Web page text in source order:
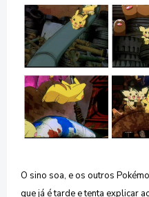
O sino soa, e os outros
que já é tarde e tenta explicar